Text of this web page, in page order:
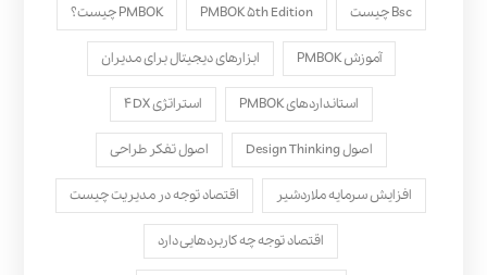
Bsc چیست PMBOK ۵th Edition PMBOK چیست؟
آموزش PMBOK ابزارهای دیجیتال برای مدیران
استانداردهای PMBOK استراتژی ۴DX
اصول Design Thinking اصول تفکر طراحی
افزایش سرمایه ملاردشیر اقتصاد توجه در مدیریت چیست
اقتصاد توجه چه کاربردهایی دارد